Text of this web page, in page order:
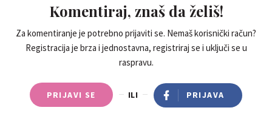
Komentiraj, znaš da želiš!
Za komentiranje je potrebno prijaviti se. Nemaš korisnički račun?
Registracija je brza i jednostavna, registriraj se i uključi se u
raspravu.
PRIJAVI SE ILI PRIJAVA